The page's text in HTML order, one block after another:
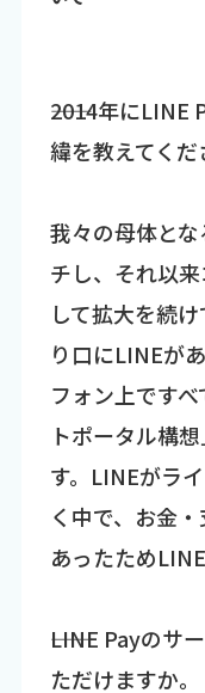
――2014年に
緯を教えてくだ
我々の母体と
チし、それ以
して拡大を続
り口にLINEが
フォン上です
トポータル構
す。LINEがラ
く中で、お金
あったため
――LINE Payの
ただけますか。